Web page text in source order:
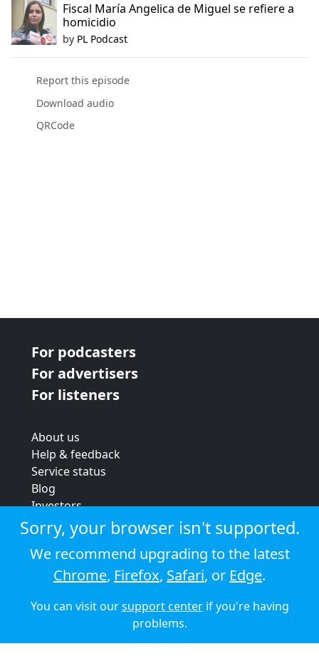
Fiscal María Angelica de Miguel se refiere a
homicidio
by PL Podcast
Report this episode
Download audio
QRCode
For podcasters
For advertisers
For listeners
About us
Help & feedback
Service status
Blog
Investors
Strategic review
Terms & conditions
Privacy policy
Cookie policy
© 2026 Audioboom
Sorry, your browser isn't supported.
We recommend upgrading to the latest
Chrome, Firefox, Safari, or Edge.
You can visit oursupport centerif you're having
problems.